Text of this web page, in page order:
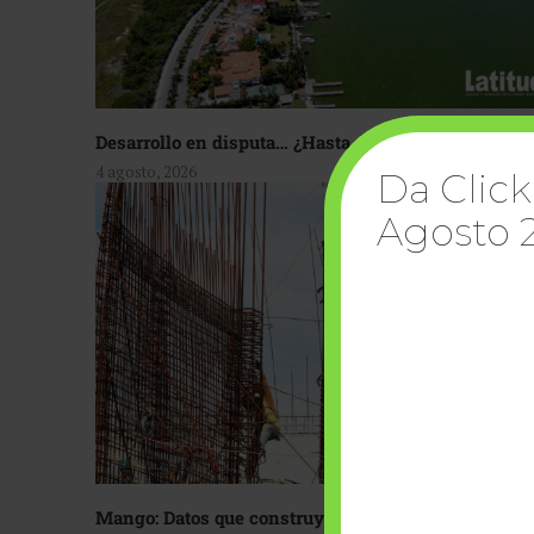
Desarrollo en disputa… ¿Hasta dónde crecer?
4 agosto, 2026
Mango: Datos que construyen confianza
Da
Agosto